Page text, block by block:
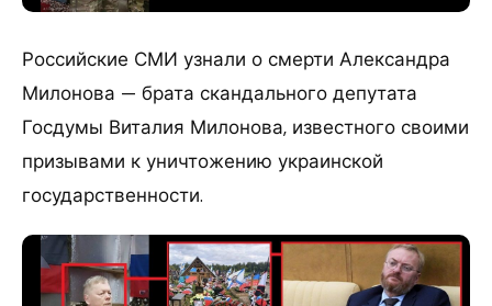
Российские СМИ узнали о смерти Александра
Милонова — брата скандального депутата
Госдумы Виталия Милонова, известного своими
призывами к уничтожению украинской
государственности.